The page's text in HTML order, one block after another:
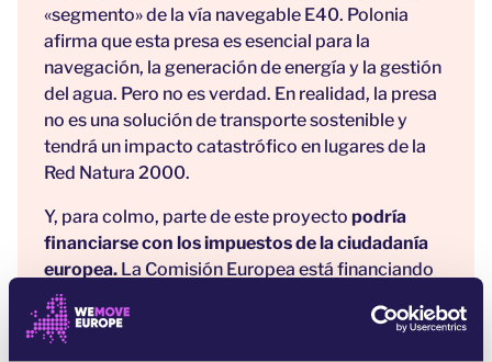
«segmento» de la vía navegable E40. Polonia
afirma que esta presa es esencial para la
navegación, la generación de energía y la gestión
del agua. Pero no es verdad. En realidad, la presa
no es una solución de transporte sostenible y
tendrá un impacto catastrófico en lugares de la
Red Natura 2000.
Y, para colmo, parte de este proyecto podría
financiarse con los impuestos de la ciudadanía
europea. La Comisión Europea está financiando
megaproyectos de transporte fluvial
transfronterizo, ¡y este puede ser uno de ellos! Por
desgracia, muy poca gente conoce la Amazonia